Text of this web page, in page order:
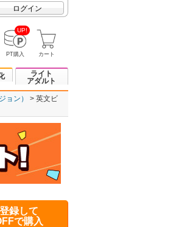
ログイン
UP!
PT購入 カート
ライト
アダルト
ョン）
英文ビ
録して
で購入